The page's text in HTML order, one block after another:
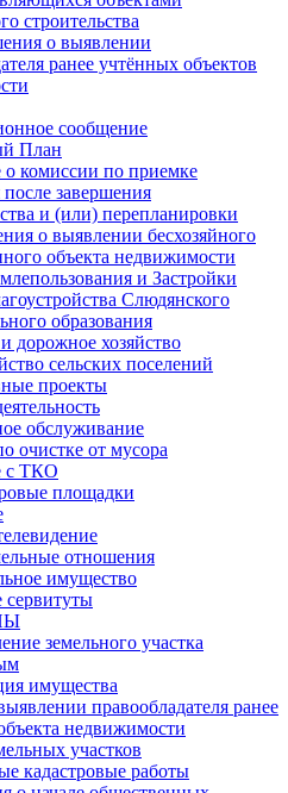
строительства
о выявлении
ранее учтённых объектов
сообщение
План
комиссии по приемке
завершения
и (или) перепланировки
о выявлении бесхозяйного
объекта недвижимости
и Застройки
Слюдянского
образования
дорожное хозяйство
сельских поселений
проекты
обслуживание
очистке от мусора
с ТКО
площадки
отношения
имущество
земельного участка
имущества
правообладателя ранее
недвижимости
участков
кадастровые работы